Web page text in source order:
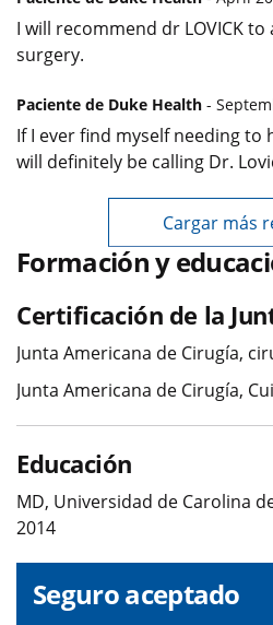
I will recommend dr LOVICK
surgery.
Paciente de Duke Health -
If I ever find myself needing to
will definitely be calling Dr.
Cargar más
Formación y
Certificación de la
Junta Americana de Cirugía,
Junta Americana de Cirugía,
Educación
MD, Universidad de Carolina
2014
Seguro aceptado